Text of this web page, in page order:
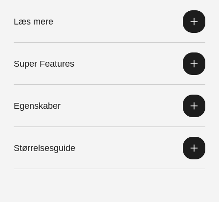
Læs mere
Super Features
Egenskaber
Størrelsesguide